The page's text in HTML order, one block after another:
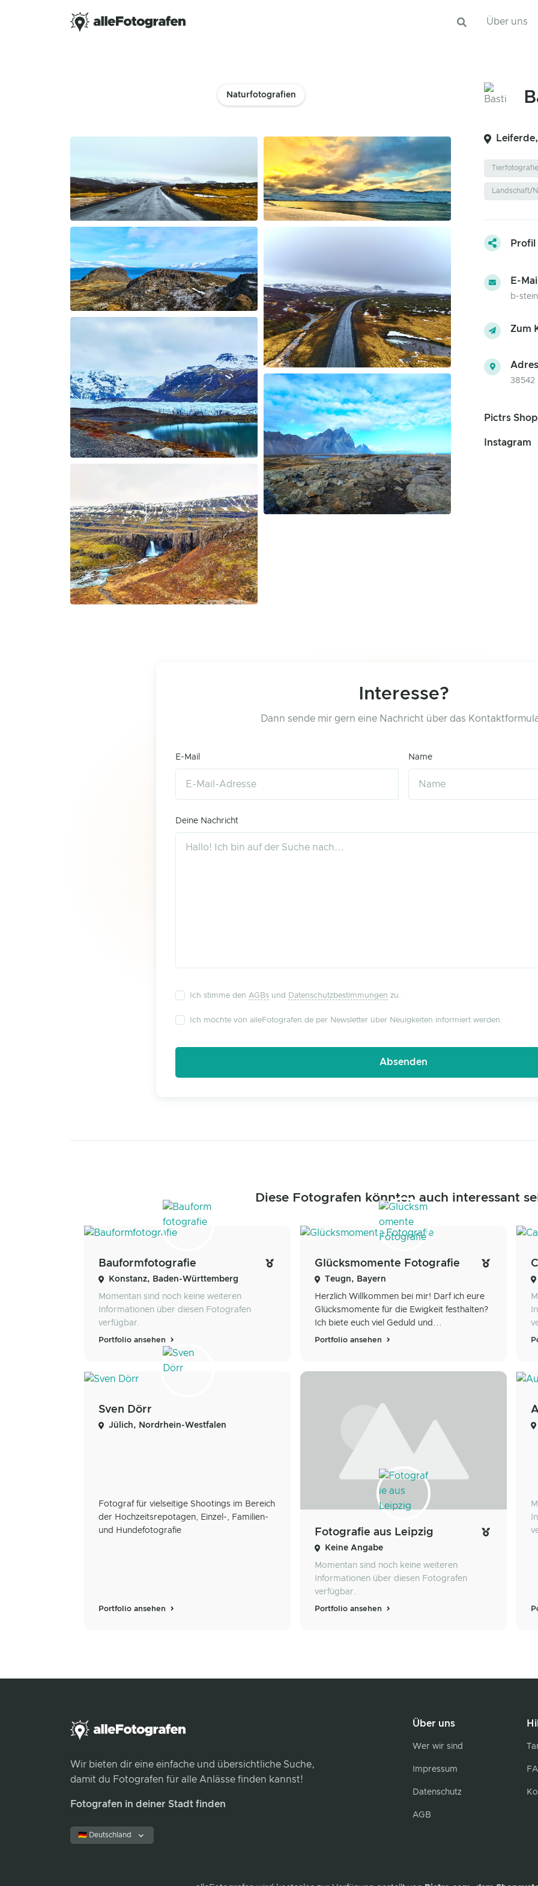
Über uns
Naturfotografien
Tierfotografie
Landschaft/
Profil
E-
b-
Zum
38542
Pictrs Shop
Instagram
Interesse?
Dann sende mir gern eine Nachricht über das
E-Mail Name
Deine Nachricht
Ich stimme den AGBsund Datenschutzbestimmungen zu.
Ich möchte von alleFotografen.de per Newsletter über Neuigkeiten informiert werden.
Diese Fotografen könnten auch interessant
Bauformfotografie
Konstanz, Baden-Württemberg
Momentan sind noch keine weiteren
Informationen über diesen Fotografen
verfügbar.
Portfolio ansehen
Glücksmomente Fotografie
Teugn, Bayern
Herzlich Willkommen bei mir! Darf ich eure
Glücksmomente für die Ewigkeit festhalten?
Ich biete euch viel Geduld und...
Portfolio ansehen
Sven Dörr
Jülich, Nordrhein-Westfalen
Fotograf für vielseitige Shootings im Bereich
der Hochzeitsrepotagen, Einzel-, Familien-
und Hundefotografie
Portfolio ansehen
Fotografie aus Leipzig
Keine Angabe
Momentan sind noch keine weiteren
Informationen über diesen Fotografen
verfügbar.
Portfolio ansehen
Wir bieten dir eine einfache und übersichtliche Suche,
damit du Fotografen für alle Anlässe finden kannst!
Fotografen in deiner Stadt finden
🇩🇪 Deutschland
Über uns
Wer wir sind
Impressum
Datenschutz
AGB